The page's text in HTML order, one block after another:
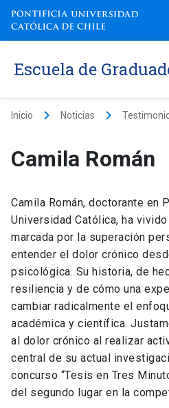
Escuela de
Inicio keyboard_arrow_right Noticias keyboard_arrow_right
Camila Román
Camila Román, doctorante en
Universidad Católica, ha
marcada por la superación
entender el dolor crónico
psicológica. Su historia, de
resiliencia y de cómo una
cambiar radicalmente el
académica y científica.
al dolor crónico al realizar
central de su actual
concurso “Tesis en Tres
del segundo lugar en la